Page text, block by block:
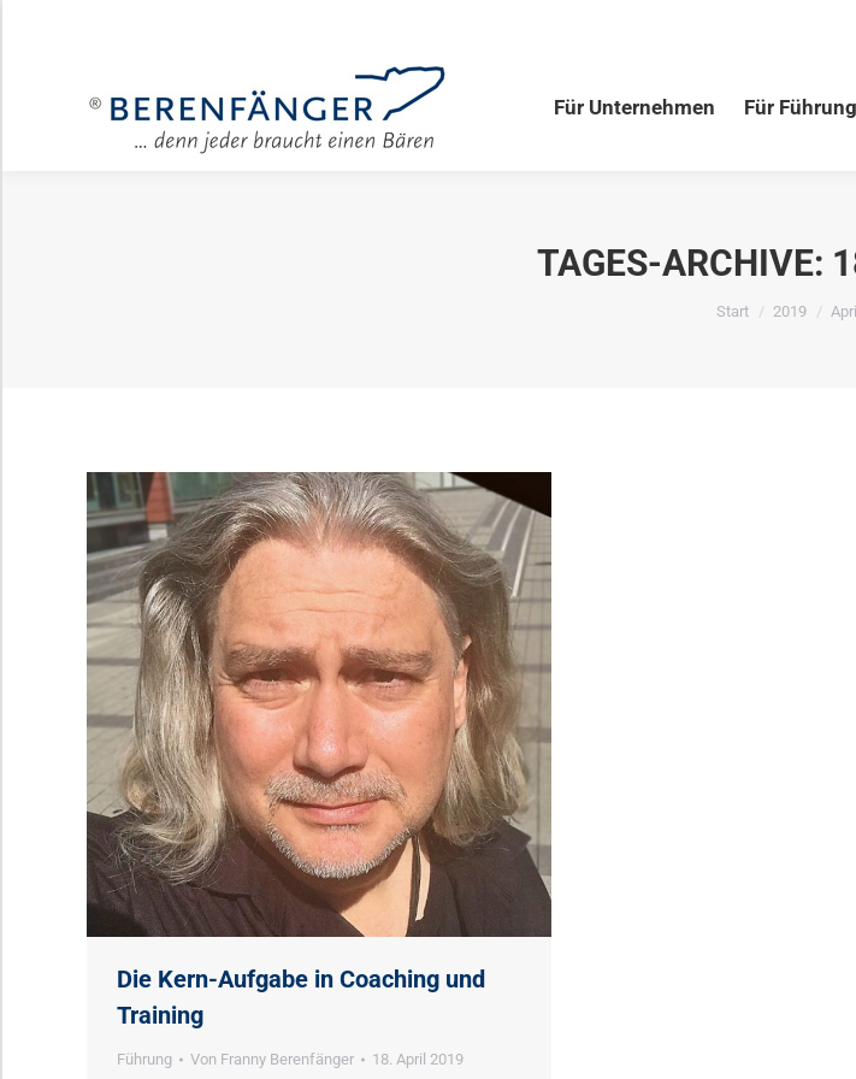
Für Unternehmen Für
TAGES-ARCHIVE:
Sie befinden sich
Start 2019 April
Die Kern-Aufgabe in Coaching und
Training
Führung Von Franny Berenfänger 18. April 2019